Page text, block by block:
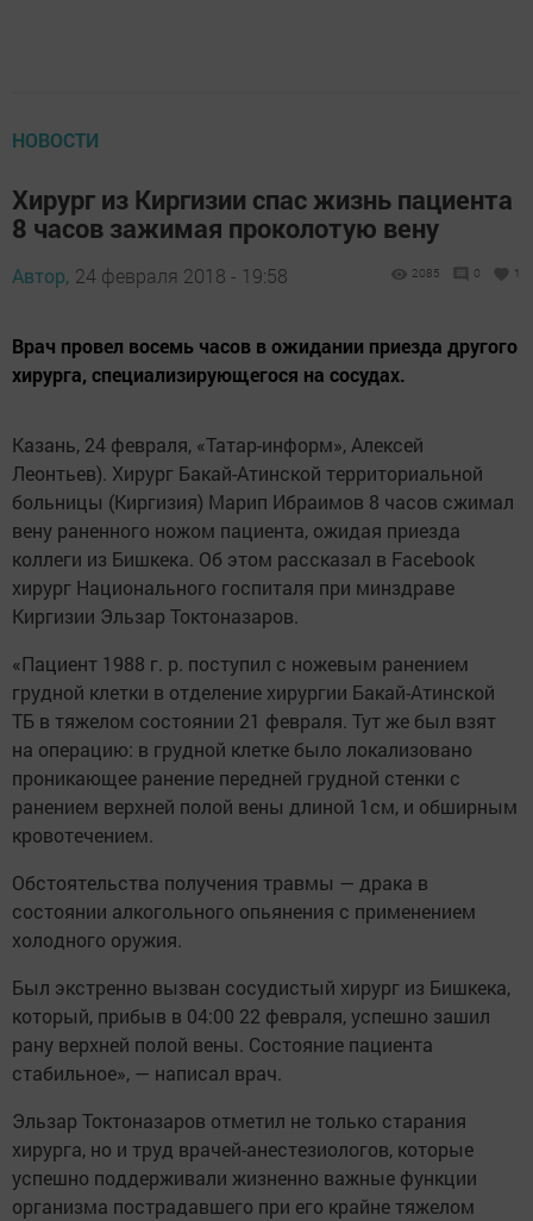
НОВОСТИ
Хирург из Киргизии спас жизнь пациента
8 часов зажимая проколотую вену
Автор, 24 февраля 2018 - 19:58 2085 0 1
Врач провел восемь часов в ожидании приезда другого
хирурга, специализирующегося на сосудах.
Казань, 24 февраля, «Татар-информ», Алексей
Леонтьев). Хирург Бакай-Атинской территориальной
больницы (Киргизия) Марип Ибраимов 8 часов сжимал
вену раненного ножом пациента, ожидая приезда
коллеги из Бишкека. Об этом рассказал в Facebook
хирург Национального госпиталя при минздраве
Киргизии Эльзар Токтоназаров.
«Пациент 1988 г. р. поступил с ножевым ранением
грудной клетки в отделение хирургии Бакай-Атинской
ТБ в тяжелом состоянии 21 февраля. Тут же был взят
на операцию: в грудной клетке было локализовано
проникающее ранение передней грудной стенки с
ранением верхней полой вены длиной 1см, и обширным
кровотечением.
Обстоятельства получения травмы — драка в
состоянии алкогольного опьянения с применением
холодного оружия.
Был экстренно вызван сосудистый хирург из Бишкека,
который, прибыв в 04:00 22 февраля, успешно зашил
рану верхней полой вены. Состояние пациента
стабильное», — написал врач.
Эльзар Токтоназаров отметил не только старания
хирурга, но и труд врачей-анестезиологов, которые
успешно поддерживали жизненно важные функции
организма пострадавшего при его крайне тяжелом